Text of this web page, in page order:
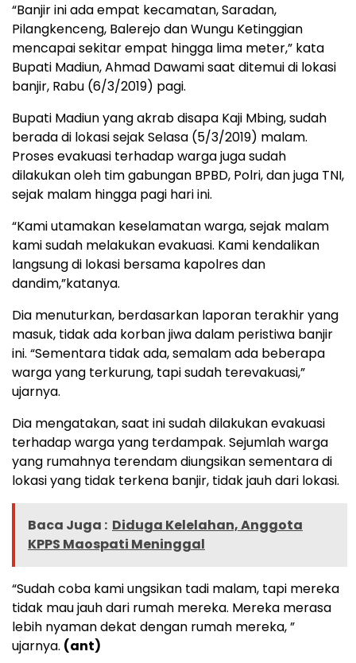
“Banjir ini ada empat kecamatan, Saradan,
Pilangkenceng, Balerejo dan Wungu Ketinggian
mencapai sekitar empat hingga lima meter,” kata
Bupati Madiun, Ahmad Dawami saat ditemui di lokasi
banjir, Rabu (6/3/2019) pagi.
Bupati Madiun yang akrab disapa Kaji Mbing, sudah
berada di lokasi sejak Selasa (5/3/2019) malam.
Proses evakuasi terhadap warga juga sudah
dilakukan oleh tim gabungan BPBD, Polri, dan juga TNI,
sejak malam hingga pagi hari ini.
“Kami utamakan keselamatan warga, sejak malam
kami sudah melakukan evakuasi. Kami kendalikan
langsung di lokasi bersama kapolres dan
dandim,”katanya.
Dia menuturkan, berdasarkan laporan terakhir yang
masuk, tidak ada korban jiwa dalam peristiwa banjir
ini. “Sementara tidak ada, semalam ada beberapa
warga yang terkurung, tapi sudah terevakuasi,”
ujarnya.
Dia mengatakan, saat ini sudah dilakukan evakuasi
terhadap warga yang terdampak. Sejumlah warga
yang rumahnya terendam diungsikan sementara di
lokasi yang tidak terkena banjir, tidak jauh dari lokasi.
Baca Juga : Diduga Kelelahan, Anggota
KPPS Maospati Meninggal
“Sudah coba kami ungsikan tadi malam, tapi mereka
tidak mau jauh dari rumah mereka. Mereka merasa
lebih nyaman dekat dengan rumah mereka, ”
ujarnya. (ant)